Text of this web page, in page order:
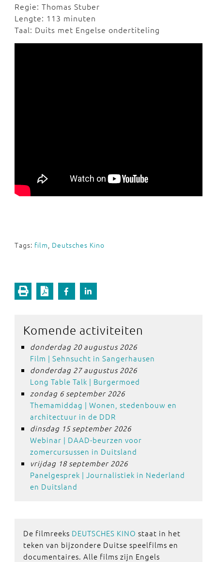
Regie: Thomas Stuber
Lengte: 113 minuten
Taal: Duits met Engelse ondertiteling
Tags: film Deutsches Kino
Komende activiteiten
donderdag 20 augustus 2026
Film | Sehnsucht in Sangerhausen
donderdag 27 augustus 2026
Long Table Talk | Burgermoed
zondag 6 september 2026
Themamiddag | Wonen, stedenbouw en
architectuur in de DDR
dinsdag 15 september 2026
Webinar | DAAD-beurzen voor
zomercursussen in Duitsland
vrijdag 18 september 2026
Panelgesprek | Journalistiek in Nederland
en Duitsland
De filmreeks DEUTSCHES KINO staat in het
teken van bijzondere Duitse speelfilms en
documentaires. Alle films zijn Engels